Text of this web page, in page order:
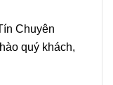
Chuyên
quý khách,